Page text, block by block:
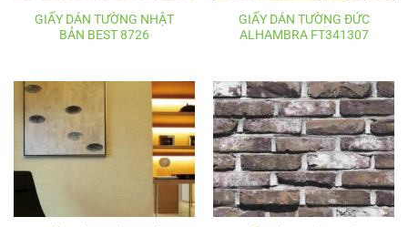
GIẤY DÁN TƯỜNG NHẬT
BẢN BEST 8726
GIẤY DÁN TƯỜNG ĐỨC
ALHAMBRA FT341307